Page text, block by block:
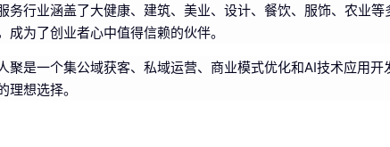
务行业涵盖了大健康、建筑、美业、设计、餐饮、服饰、农业
成为了创业者心中值得信赖的伙伴。
聚是一个集公域获客、私域运营、商业模式优化和AI技术应用
理想选择。